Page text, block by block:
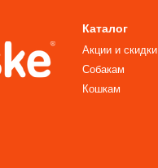
Каталог
Акции и скидки
Собакам
Кошкам